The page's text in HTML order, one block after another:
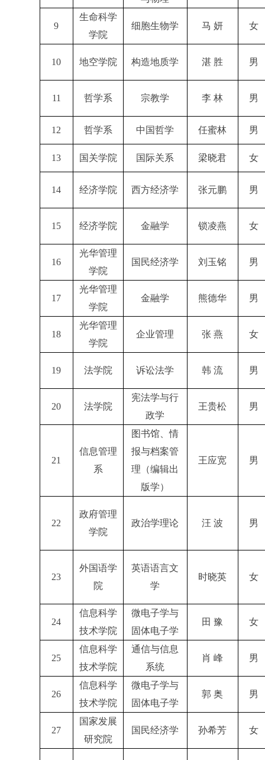
9
生命科学
学院
细胞生物学 马 妍 女
10 地空学院 构造地质学 湛 胜 男
11 哲学系 宗教学 李 林 男
12 哲学系 中国哲学 任蜜林 男
13 国关学院 国际关系 梁晓君 女
14 经济学院 西方经济学 张元鹏 男
15 经济学院 金融学 锁凌燕 女
16
光华管理
学院
国民经济学 刘玉铭 男
17
光华管理
学院
金融学 熊德华 男
18
光华管理
学院
企业管理 张 燕 女
19 法学院 诉讼法学 韩 流 男
20 法学院
宪法学与行
政学
王贵松 男
21
信息管理
系
图书馆、情
报与档案管
理（编辑出
版学）
王应宽 男
22
政府管理
学院
政治学理论 汪 波 男
23
外国语学
院
英语语言文
学
时晓英 女
24
信息科学
技术学院
微电子学与
固体电子学
田 豫 女
25
信息科学
技术学院
通信与信息
系统
肖 峰 男
26
信息科学
技术学院
微电子学与
固体电子学
郭 奥 男
27
国家发展
研究院
国民经济学 孙希芳 女